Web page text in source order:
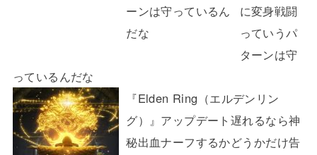
に変身戦闘
っていうパ
ターンは守
っているんだな
『Elden Ring（エルデンリン
グ）』アップデート遅れるなら神
秘出血ナーフするかどうかだけ告